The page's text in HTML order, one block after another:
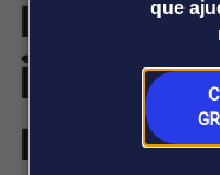
que
Analistas
comunicação
no